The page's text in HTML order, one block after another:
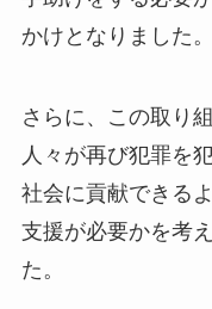
かけとなりました。
さらに、この取り
人々が再び犯罪を
社会に貢献できる
支援が必要かを考
た。